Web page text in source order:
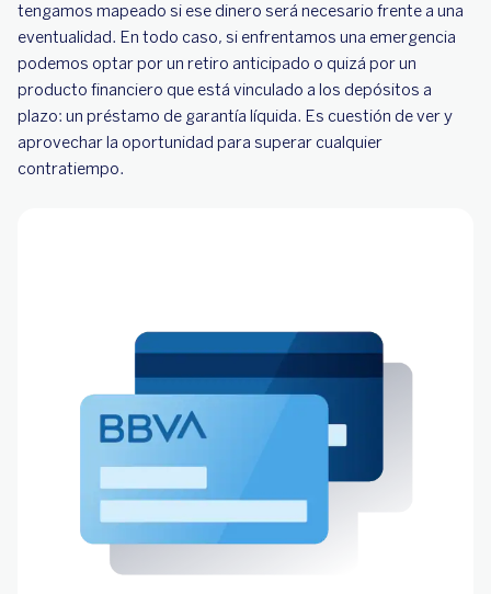
tengamos mapeado si ese dinero será necesario frente a una
eventualidad. En todo caso, si enfrentamos una emergencia
podemos optar por un retiro anticipado o quizá por un
producto financiero que está vinculado a los depósitos a
plazo: un préstamo de garantía líquida. Es cuestión de ver y
aprovechar la oportunidad para superar cualquier
contratiempo.